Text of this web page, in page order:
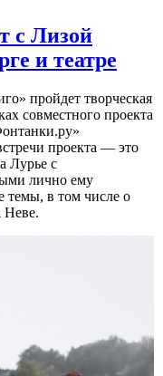
с Лизой
и театре
пройдет творческая
совместного проекта
проекта — это
Лурье с
лично ему
темы, в том числе о
Неве.